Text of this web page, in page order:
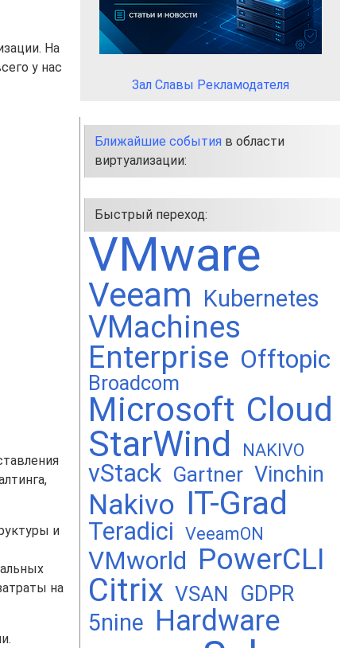
На
у нас
и
на
Зал Славы Рекламодателя
Ближайшие события в области
виртуализации:
Быстрый переход:
VMware
Veeam Kubernetes
VMachines
Enterprise Offtopic
Broadcom
Microsoft Cloud
StarWind NAKIVO
vStack Gartner Vinchin
Nakivo IT-Grad
Teradici VeeamON
VMworld PowerCLI
Citrix VSAN GDPR
5nine Hardware